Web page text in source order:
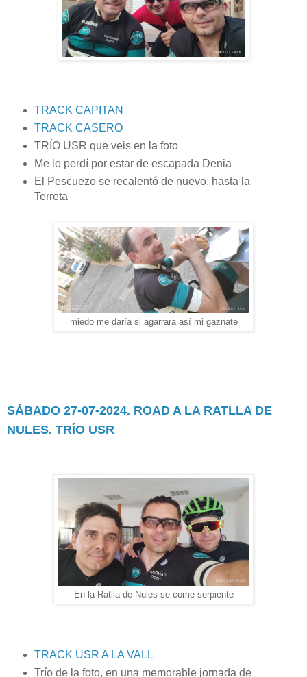
TRACK CAPITAN
TRACK CASERO
TRÍO USR que veis en la foto
Me lo perdí por estar de escapada Denia
El Pescuezo se recalentó de nuevo, hasta la
Terreta
miedo me daría si agarrara así mi gaznate
SÁBADO 27-07-2024. ROAD A LA RATLLA DE
NULES. TRÍO USR
En la Ratlla de Nules se come serpiente
TRACK USR A LA VALL
Trío de la foto, en una memorable jornada de